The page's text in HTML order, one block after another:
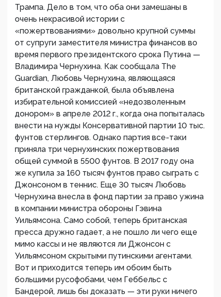
Трампа. Дело в том, что оба они замешаны в
очень некрасивой истории с
«пожертвованиями» довольно крупной суммы
от супруги заместителя министра финансов во
время первого президентского срока Путина —
Владимира Чернухина. Как сообщала The
Guardian, Любовь Чернухина, являющаяся
британской гражданкой, была объявлена
избирательной комиссией «недозволенным
донором» в апреле 2012 г., когда она попыталась
внести на нужды Консервативной партии 10 тыс.
фунтов стерлингов. Однако партия все-таки
приняла три чернухинских пожертвования
общей суммой в 5500 фунтов. В 2017 году она
же купила за 160 тысяч фунтов право сыграть с
Джонсоном в теннис. Еще 30 тысяч Любовь
Чернухина внесла в фонд партии за право ужина
в компании министра обороны Гэвина
Уильямсона. Само собой, теперь британская
пресса дружно гадает, а не пошло ли чего еще
мимо кассы и не являются ли Джонсон с
Уильямсоном скрытыми путинскими агентами.
Вот и приходится теперь им обоим быть
большими русофобами, чем Геббельс с
Бандерой, лишь бы доказать — эти руки ничего